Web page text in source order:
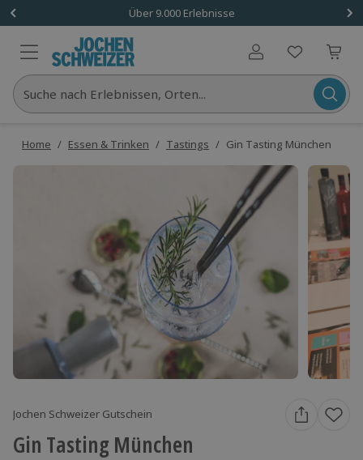
Über 9.000 Erlebnisse
Benutzerkonto
Suche nach Erlebnissen, Orten...
Home / Essen & Trinken / Tastings / Gin Tasting München
Jochen Schweizer Gutschein
Gin Tasting München